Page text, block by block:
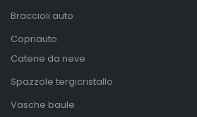
Braccioli auto
Copriauto
Catene da neve
Spazzole tergicristallo
Vasche baule